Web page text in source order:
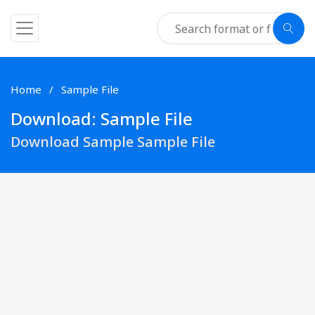
Home Sample File
Download: Sample File
Download Sample Sample File